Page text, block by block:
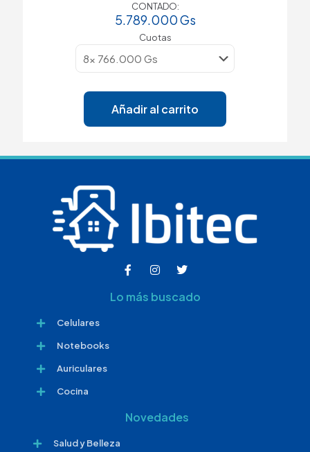
CONTADO:
5.789.000Gs
Cuotas
Añadir al carrito
Lo más buscado
Celulares
Notebooks
Auriculares
Cocina
Novedades
Salud y Belleza